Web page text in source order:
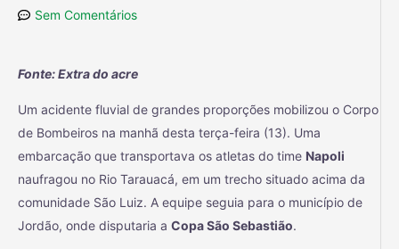
Sem Comentários
Fonte: Extra do acre
Um acidente fluvial de grandes proporções mobilizou o Corpo
de Bombeiros na manhã desta terça-feira (13). Uma
embarcação que transportava os atletas do time Napoli
naufragou no Rio Tarauacá, em um trecho situado acima da
comunidade São Luiz. A equipe seguia para o município de
Jordão, onde disputaria a Copa São Sebastião.